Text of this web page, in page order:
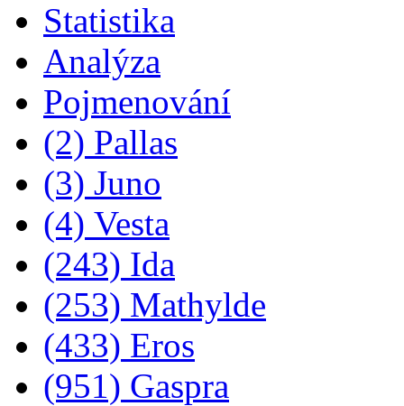
Statistika
Analýza
Pojmenování
(2) Pallas
(3) Juno
(4) Vesta
(243) Ida
(253) Mathylde
(433) Eros
(951) Gaspra